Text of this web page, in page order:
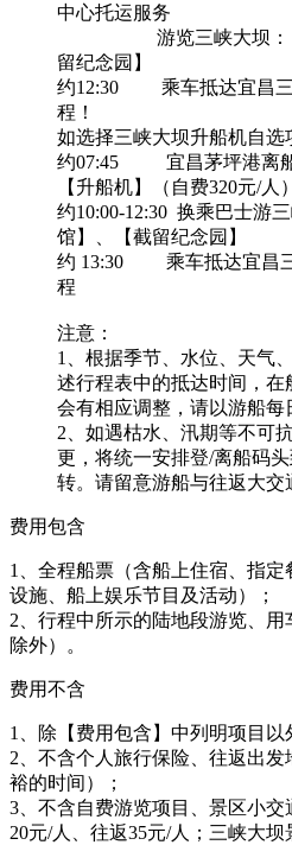
中心托运服务
游览三峡大坝：【三
留纪念园】
约12:30 乘车抵达宜昌三
程！
如选择三峡大坝升船机自选
约07:45 宜昌茅坪港离船
【升船机】（自费320元/人）
约10:00-12:30 换乘巴士游
馆】、【截留纪念园】
约 13:30 乘车抵达宜昌三
程
注意：
1、根据季节、水位、天气
述行程表中的抵达时间，
会有相应调整，请以游船每
2、如遇枯水、汛期等不可
更，将统一安排登/离船码
转。请留意游船与往返大交
费用包含
1、全程船票（含船上住宿、指
设施、船上娱乐节目及活动）；
2、行程中所示的陆地段游览、
除外）。
费用不含
1、除【费用包含】中列明项目以
2、不含个人旅行保险、往返出
裕的时间）；
3、不含自费游览项目、景区小
20元/人、往返35元/人；三峡大